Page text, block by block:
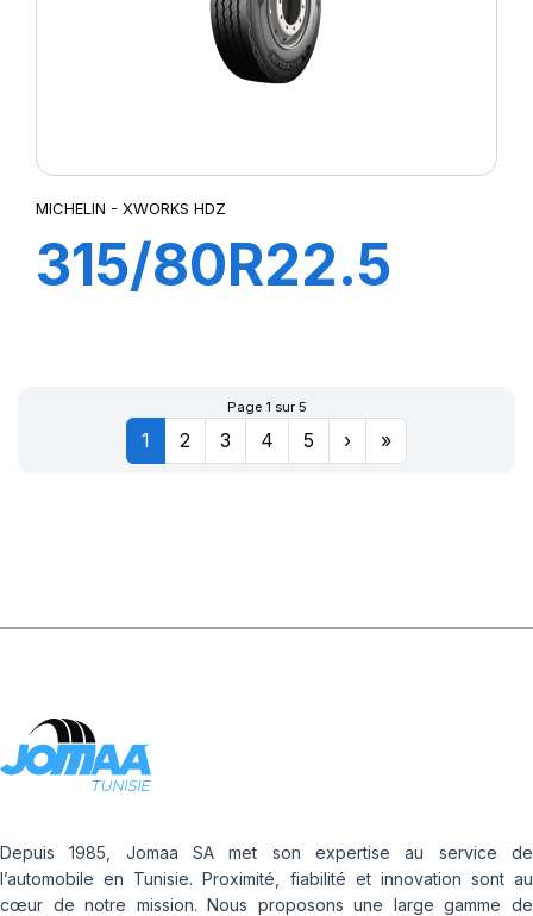
MICHELIN - XWORKS HDZ
315/80R22.5
156/150K
Page 1 sur 5
1 2 3 4 5 › »
Depuis 1985, Jomaa SA met son expertise au service de
l’automobile en Tunisie. Proximité, fiabilité et innovation sont au
cœur de notre mission. Nous proposons une large gamme de